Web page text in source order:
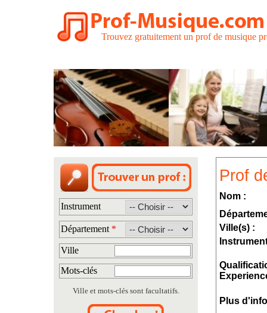
Trouvez gratuitement un prof de musique
Instrument
Département *
Ville
Mots-clés
Ville et mots-clés sont facultatifs.
Prof
Nom :
Ville(s) :
Plus